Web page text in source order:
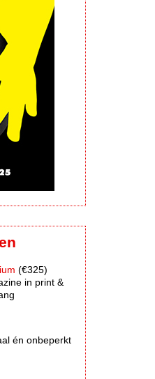
(€325)
in print &
én onbeperkt